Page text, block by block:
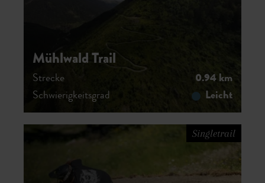
Mühlwald Trail
Strecke
0.94 km
Schwierigkeitsgrad
Leicht
Singletrail